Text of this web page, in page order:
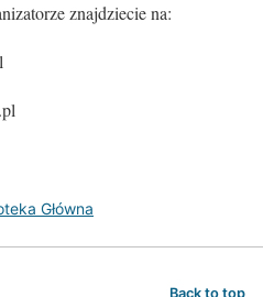
znajdziecie na:
Główna
Back to top